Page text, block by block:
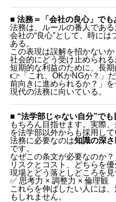
■ 法務＝「会社の良心」でも
法務は、ルールの番人である
会社の“良心”として、時に
ある。
この表現は誤解を招かないか
社会的にどう受け止められる
短期的な利益のために、長
👉「これ、OKかNGか？」
前向きに進められるか？」を
現代の法務に向いている。
■ “法学部じゃない自分”でも
もちろん目指せます。実際
を法学部以外からも採用して
法務に必要なのは知識の深
です。
なぜこの条文が必要なのか？
リスクとコスト、どちらを優
現場とどう落としどころを見
✅ 思考力 × 調整力 × 倫理観
これらを伸ばしたい人には
もしれません。